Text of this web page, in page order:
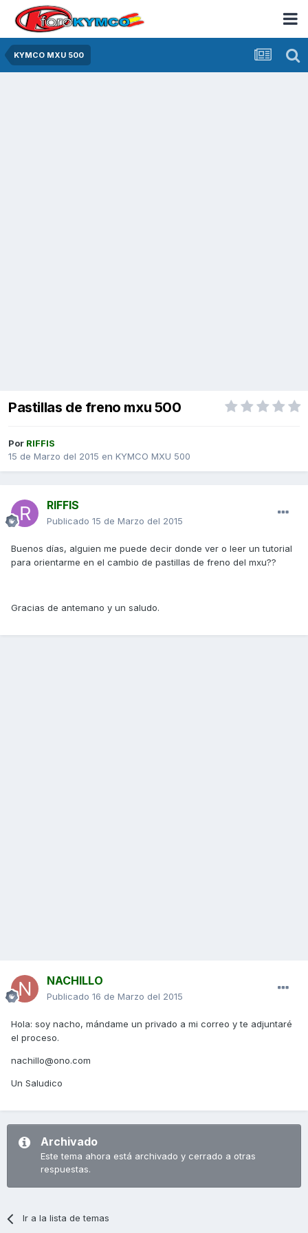
KYMCO MXU 500
Pastillas de freno mxu 500
Por RIFFIS
15 de Marzo del 2015 en KYMCO MXU 500
RIFFIS
Publicado 15 de Marzo del 2015
Buenos días, alguien me puede decir donde ver o leer un tutorial
para orientarme en el cambio de pastillas de freno del mxu??
Gracias de antemano y un saludo.
NACHILLO
Publicado 16 de Marzo del 2015
Hola: soy nacho, mándame un privado a mi correo y te adjuntaré
el proceso.
nachillo@ono.com
Un Saludico
Archivado
Este tema ahora está archivado y cerrado a otras
respuestas.
Ir a la lista de temas